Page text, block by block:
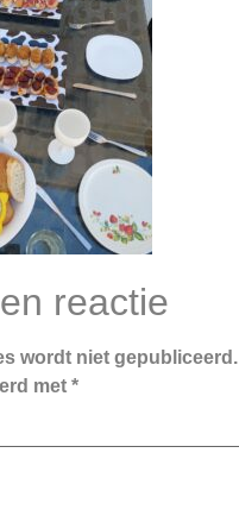
reactie
wordt niet gepubliceerd.
met *